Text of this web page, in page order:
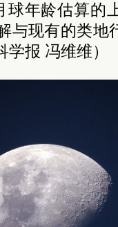
球年龄估算的
与现有的类地
报 冯维维）